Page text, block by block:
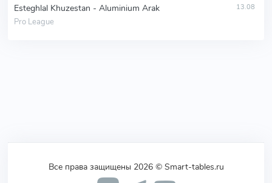
Esteghlal Khuzestan - Aluminium Arak
Pro League
13.08
Все права защищены 2026 © Smart-tables.ru